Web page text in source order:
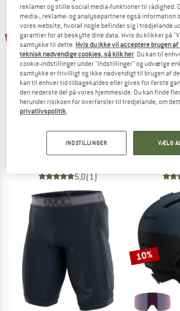
TO THE SALE
10%
Kid's Revent Visor Junior
5,0(1)
10%
X-
10%
reklamer og stille social media-funktioner til rådighed.
media-, reklame- og analysepartnere også information
vores website, hvoraf nogle befinder sig i tredjelande
garantier for at beskytte dine data. Hvis du klikker på
samtykke til dette. Hvis du ikke vil acceptere brugen
teknisk nødvendige cookies, så klik her. Du kan til
cookie-indstillinger under "Indstillinger" og udvælge
samtykke er frivilligt og ikke nødvendigt til brugen af
kan til enhver tid tilbagekaldes eller gives for første
den nederste del på vores hjemmeside. Du kan finde
herunder risikoen for overførsler til tredjelande, om
privatlivspolitik.
INDSTILLINGER VÆLG